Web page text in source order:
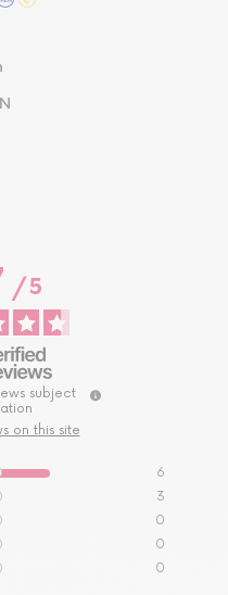
/ 5
subject
on this site
6
3
0
0
0